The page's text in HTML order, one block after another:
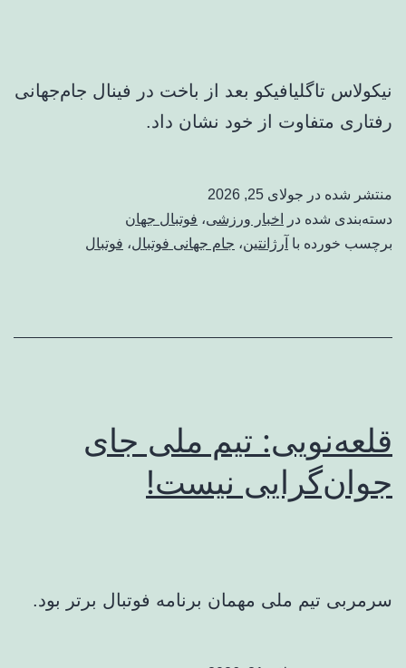
نیکولاس تاگلیافیکو بعد از باخت در فینال جام‌جهانی
رفتاری متفاوت از خود نشان داد.
منتشر شده در جولای 25, 2026
دسته‌بندی شده در
اخبار ورزشی، فوتبال جهان
برچسب خورده با آرژانتین، جام جهانی فوتبال، فوتبال
قلعه‌نویی: تیم ملی جای
جوان‌گرایی نیست!
سرمربی تیم ملی مهمان برنامه فوتبال برتر بود.